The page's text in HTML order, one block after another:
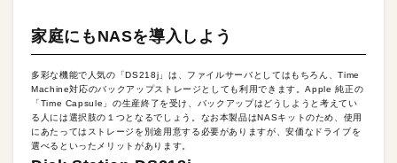
家庭にもNASを導入しよう
多彩な機能で人気の「DS218j」は、ファイルサーバとしてはもちろん、Time
Machine対応のバックアップストレージとしても利用できます。Apple 純正の
「Time Capsule」の生産終了を受け、バックアップはどうしようと考えてい
る人には選択肢の１つとなるでしょう。なお本製品はNASキットのため、使用
にあたってはストレージを別途用意する必要がありますが、安価なドライブを
選べるといったメリットがあります。